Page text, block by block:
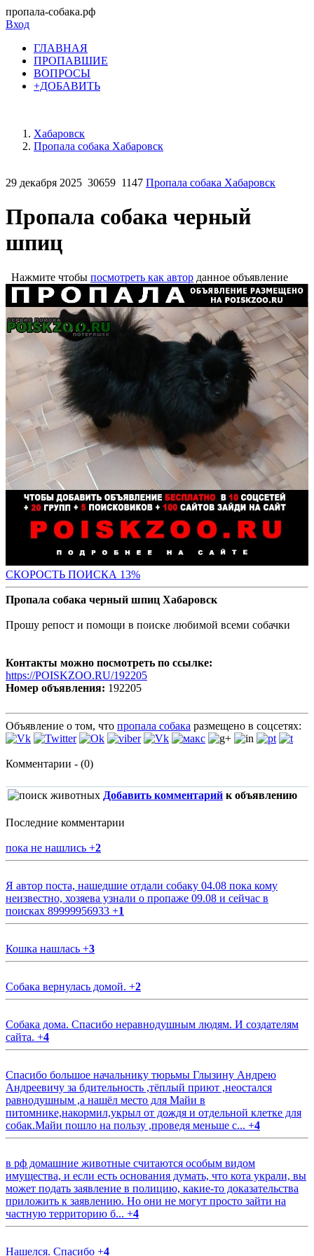
пропала-собака.рф
Вход
ГЛАВНАЯ
ПРОПАВШИЕ
ВОПРОСЫ
+ДОБАВИТЬ
Хабаровск
Пропала собака Хабаровск
29 декабря 2025 30659 1147 Пропала собака Хабаровск
Пропала собака черный
шпиц
Нажмите чтобы посмотреть как автор данное объявление
СКОРОСТЬ ПОИСКА 13%
Пропала собака черный шпиц Хабаровск
Прошу репост и помощи в поиске любимой всеми собачки
Контакты можно посмотреть по ссылке:
https://POISKZOO.RU/192205
Номер объявления: 192205
Объявление о том, что пропала собака размещено в соцсетях:
Комментарии - (0)
Добавить комментарий к объявлению
Последние комментарии
пока не нашлись +2
Я автор поста, нашедшие отдали собаку 04.08 пока кому
неизвестно, хозяева узнали о пропаже 09.08 и сейчас в
поисках 89999956933 +1
Кошка нашлась +3
Собака вернулась домой. +2
Собака дома. Спасибо неравнодушным людям. И создателям
сайта. +4
Спасибо большое начальнику тюрьмы Глызину Андрею
Андреевичу за бдительность ,тёплый приют ,неостался
равнодушным ,а нашёл место для Майи в
питомнике,накормил,укрыл от дождя и отдельной клетке для
собак.Майи пошло на пользу ,проведя меньше с... +4
в рф домашние животные считаются особым видом
имущества, и если есть основания думать, что кота украли, вы
может подать заявление в полицию, какие-то доказательства
приложить к заявлению. Но они не могут просто зайти на
частную территорию б... +4
Нашелся. Спасибо +4